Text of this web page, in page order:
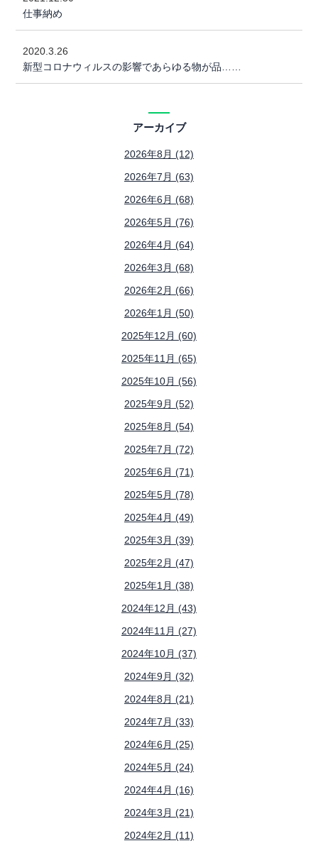
仕事納め
2020.3.26
新型コロナウィルスの影響であらゆる物が品……
アーカイブ
2026年8月 (12)
2026年7月 (63)
2026年6月 (68)
2026年5月 (76)
2026年4月 (64)
2026年3月 (68)
2026年2月 (66)
2026年1月 (50)
2025年12月 (60)
2025年11月 (65)
2025年10月 (56)
2025年9月 (52)
2025年8月 (54)
2025年7月 (72)
2025年6月 (71)
2025年5月 (78)
2025年4月 (49)
2025年3月 (39)
2025年2月 (47)
2025年1月 (38)
2024年12月 (43)
2024年11月 (27)
2024年10月 (37)
2024年9月 (32)
2024年8月 (21)
2024年7月 (33)
2024年6月 (25)
2024年5月 (24)
2024年4月 (16)
2024年3月 (21)
2024年2月 (11)